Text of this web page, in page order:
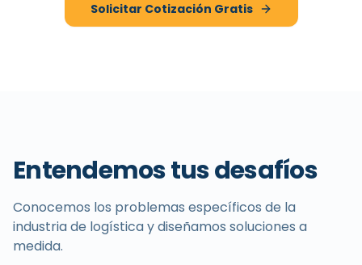
Solicitar Cotización Gratis
Entendemos tus desafíos
Conocemos los problemas específicos de la
industria de logísticay diseñamos soluciones a
medida.